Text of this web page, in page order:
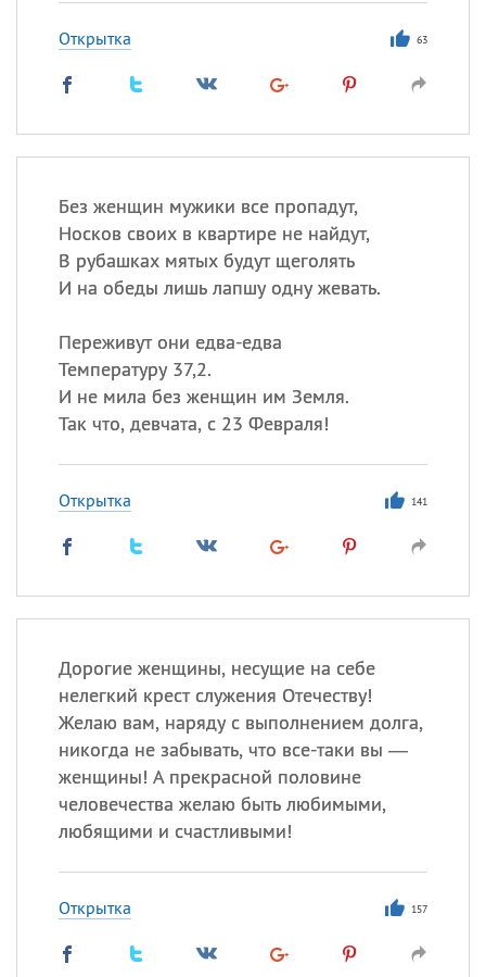
Открытка 63
Без женщин мужики все пропадут,
Носков своих в квартире не найдут,
В рубашках мятых будут щеголять
И на обеды лишь лапшу одну жевать.
Переживут они едва-едва
Температуру 37,2.
И не мила без женщин им Земля.
Так что, девчата, с 23 Февраля!
Открытка 141
Дорогие женщины, несущие на себе
нелегкий крест служения Отечеству!
Желаю вам, наряду с выполнением долга,
никогда не забывать, что все-таки вы —
женщины! А прекрасной половине
человечества желаю быть любимыми,
любящими и счастливыми!
Открытка 157